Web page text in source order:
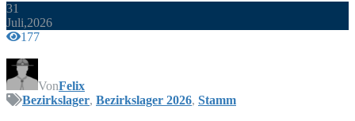
31
Juli,2026
177
VonFelix
Bezirkslager, Bezirkslager 2026, Stamm